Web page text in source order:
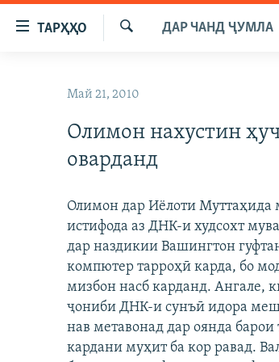
Пайвандҳои
дастрасӣ
ТАРҲҲО
ИҚТИСОД
ОСИЁИ МАРКАЗӢ
ФАРҲАНГ
МЕҲМОНИ ОЗОДӢ
ВАРЗИШ
ГАПИ ОЗОД
РӮЗГОРИ МУҲОҶИР
САЛОМ, ХОҲАР
ҶАНГ ДАР УКРАИНА
НАЗАРИ МАРДУМ
ОЗОДӢ ОНЛАЙН
ЧАНДРАСОНАӢ
НИГОРИСТОН
РӮЙХАТҲО
КИТОБҲОИ ОЗОДӢ
ДАР ЧАНД ҶУМЛА
Май 21, 2010
Олимон нахустин
оварданд
Олимон дар Иёлоти Муттаҳида
истифода аз ДНК-и худсохт
дар наздикии Вашингтон
компютер тарроҳӣ карда, бо
мизбон насб карданд. Ангале,
ҷониби ДНК-и сунъӣ идора
нав метавонад дар оянда
кардани муҳит ба кор равад.